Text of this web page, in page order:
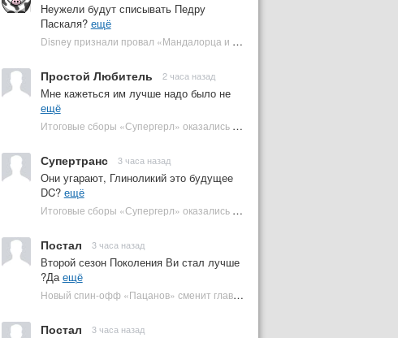
Неужели будут списывать Педру
Паскаля? ещё
Disney признали провал «Мандалорца и Грогу» и еще одной новинки | Plugged In Ru
Простой Любитель 2 часа назад
Мне кажеться им лучше надо было не
ещё
Итоговые сборы «Супергерл» оказались худшими для DC за два десятилетия | Plugged In Ru
Супертранс 3 часа назад
Они угарают, Глиноликий это будущее
DC? ещё
Итоговые сборы «Супергерл» оказались худшими для DC за два десятилетия | Plugged In Ru
Постал 3 часа назад
Второй сезон Поколения Ви стал лучше
?Даещё
Новый спин-офф «Пацанов» сменит главного героя | Plugged In Ru
Постал 3 часа назад